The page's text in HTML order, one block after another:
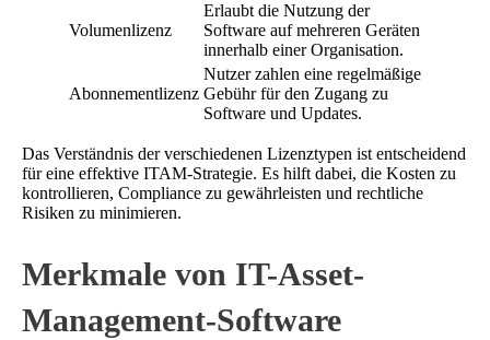
Volumenlizenz
Erlaubt die Nutzung der
Software auf mehreren Geräten
innerhalb einer Organisation.
Abonnementlizenz
Nutzer zahlen eine regelmäßige
Gebühr für den Zugang zu
Software und Updates.
Das Verständnis der verschiedenen Lizenztypen ist entscheidend
für eine effektive ITAM-Strategie. Es hilft dabei, die Kosten zu
kontrollieren, Compliance zu gewährleisten und rechtliche
Risiken zu minimieren.
Merkmale von IT-Asset-
Management-Software